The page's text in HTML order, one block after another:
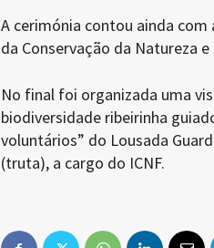
A cerimónia contou ainda
da Conservação da Natureza
No final foi organizada uma
biodiversidade ribeirinha
voluntários” do Lousada
(truta), a cargo do ICNF.